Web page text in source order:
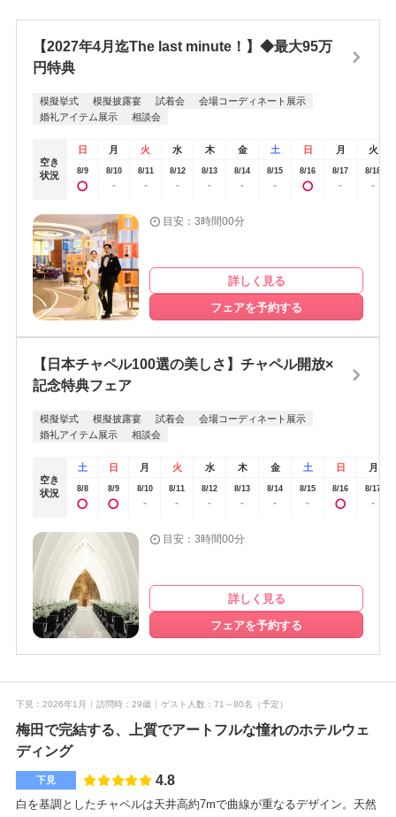
【2027年4月迄The last minute！】◆最大95万
円特典
模擬挙式 模擬披露宴 試着会
会場コーディネート展示
婚礼アイテム展示
相談会
空き
状況
日 月 火 水 木 金 土 日 月 火
8/9 8/10
-
8/11
-
8/12
-
8/13
-
8/14
-
8/15
-
8/16 8/17
-
8/18
-
目安：3時間00分
詳しく見る
フェアを予約する
【日本チャペル100選の美しさ】チャペル開放×
記念特典フェア
模擬挙式 模擬披露宴 試着会
会場コーディネート展示
婚礼アイテム展示
相談会
空き
状況
土 日 月 火 水 木 金 土 日 月
8/8 8/9 8/10
-
8/11
-
8/12
-
8/13
-
8/14
-
8/15
-
8/16 8/17
-
目安：3時間00分
詳しく見る
フェアを予約する
下見 2026年1月 訪問時 29歳 ゲスト人数 71～80名 （予定）
梅田で完結する、上質でアートフルな憧れのホテルウェ
ディング
下見 4.8
白を基調としたチャペルは天井高約7mで曲線が重なるデザイン。天然